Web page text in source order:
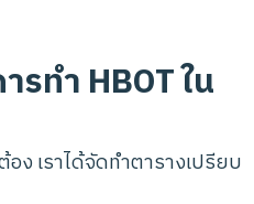
ทำ HBOT ใน
ง เราได้จัดทำตารางเปรียบ